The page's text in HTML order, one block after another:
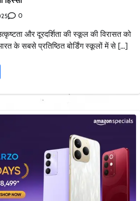
0
और दूरदर्शिता की स्कूल की विरासत को
के सबसे प्रतिष्ठित बोर्डिंग स्कूलों में से […]